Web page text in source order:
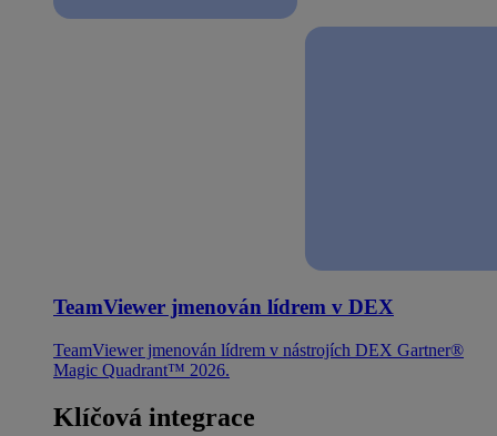
TeamViewer jmenován lídrem v DEX
TeamViewer jmenován lídrem v nástrojích DEX Gartner®
Magic Quadrant™ 2026.
Klíčová integrace